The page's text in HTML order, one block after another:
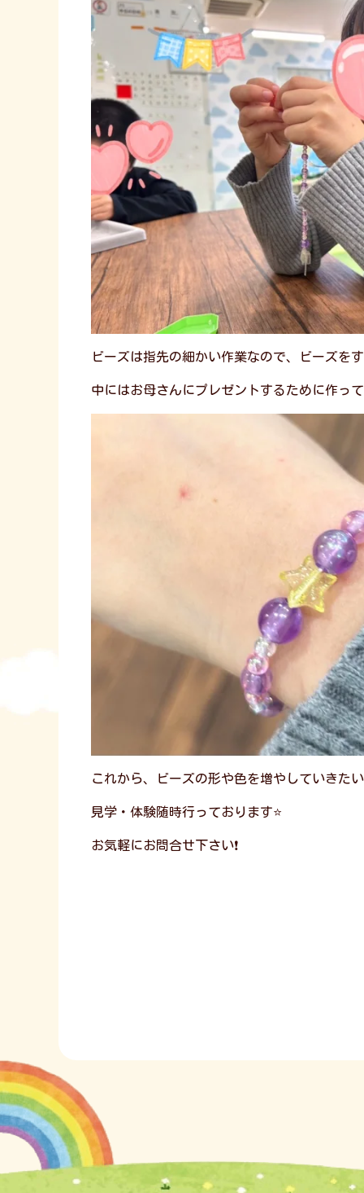
ビーズは指先の細かい作業なので、ビーズを
中にはお母さんにプレゼントするために作っ
これから、ビーズの形や色を増やしていきた
見学・体験随時行っております⭐
お気軽にお問合せ下さい❗